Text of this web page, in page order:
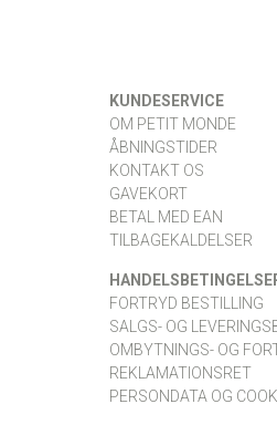
KUNDESERVICE
OM PETIT MONDE
ÅBNINGSTIDER
KONTAKT OS
GAVEKORT
BETAL MED EAN
TILBAGEKALDELSER
FORTRYD BESTILLING
SALGS- OG
OMBYTNINGS- OG
REKLAMATIONSRET
PERSONDATA OG